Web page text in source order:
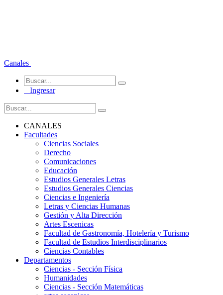
Canales
Ingresar
CANALES
Facultades
Ciencias Sociales
Derecho
Comunicaciones
Educación
Estudios Generales Letras
Estudios Generales Ciencias
Ciencias e Ingeniería
Letras y Ciencias Humanas
Gestión y Alta Dirección
Artes Escenicas
Facultad de Gastronomía, Hotelería y Turismo
Facultad de Estudios Interdisciplinarios
Ciencias Contables
Departamentos
Ciencias - Sección Física
Humanidades
Ciencias - Sección Matemáticas